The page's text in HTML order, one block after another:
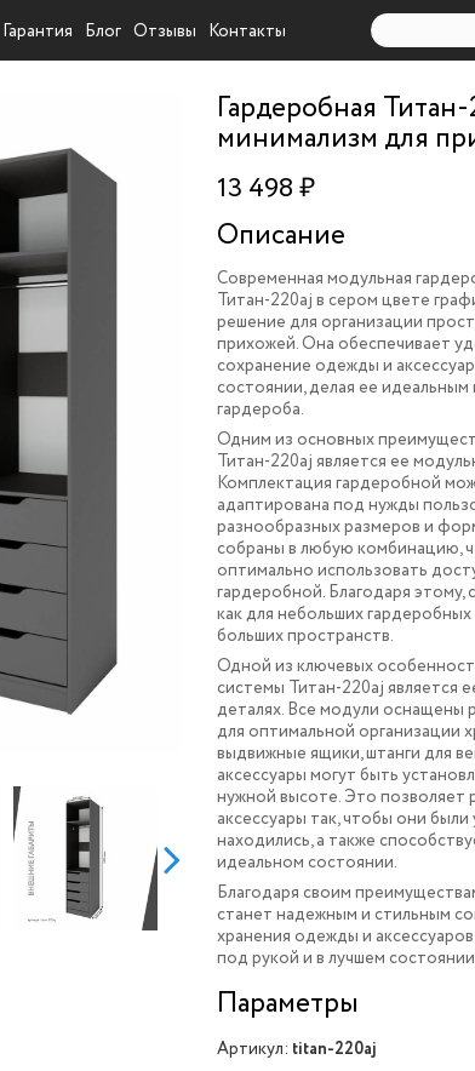
Гарантия Блог Отзывы Контакты
Гардеробная Титан-
минимализм для
13 498 ₽
Описание
Современная модульная
Титан-220aj в сером цвете
решение для организации
прихожей. Она обеспечивает
сохранение одежды и
состоянии, делая ее
гардероба.
Одним из основных
Титан-220aj является ее
Комплектация гардеробной
адаптирована под нужды
разнообразных размеров и
собраны в любую комбинацию,
оптимально использовать
гардеробной. Благодаря
как для небольших гардеробных
больших пространств.
Одной из ключевых
системы Титан-220aj является
деталях. Все модули оснащены
для оптимальной организации
выдвижные ящики, штанги для
аксессуары могут быть
нужной высоте. Это позволяет
аксессуары так, чтобы они
находились, а также
идеальном состоянии.
Благодаря своим
станет надежным и стильным
хранения одежды и
под рукой и в лучшем
Параметры
Артикул: titan-220aj